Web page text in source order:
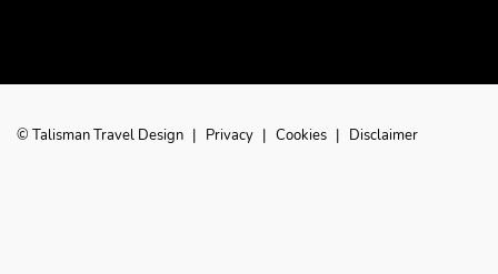
© Talisman Travel Design Privacy Cookies Disclaimer